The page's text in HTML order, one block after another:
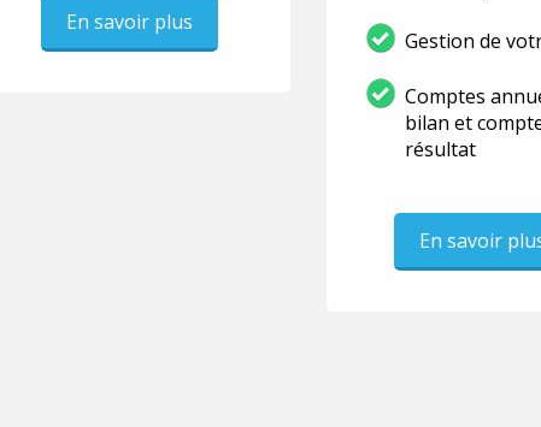
En savoir plus
Gestion de
Comptes
bilan et
résultat
En savoir